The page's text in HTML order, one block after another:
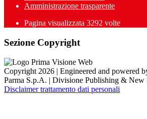
Amministrazione trasparente
Pagina visualizzata 3292 volte
Sezione Copyright
Copyright 2026 | Engineered and powered
Parma S.p.A. | Divisione Publishing & New
Disclaimer trattamento dati personali